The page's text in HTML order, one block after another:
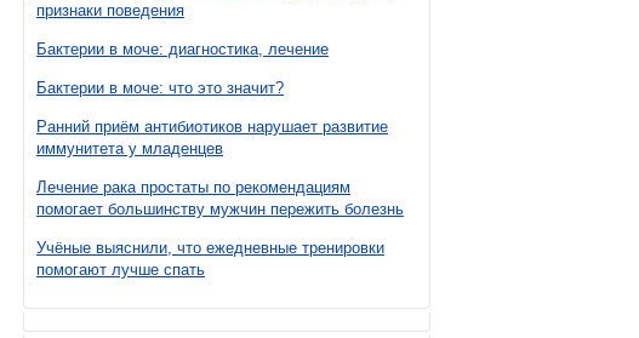
признаки поведения
Бактерии в моче: диагностика, лечение
Бактерии в моче: что это значит?
Ранний приём антибиотиков нарушает развитие
иммунитета у младенцев
Лечение рака простаты по рекомендациям
помогает большинству мужчин пережить болезнь
Учёные выяснили, что ежедневные тренировки
помогают лучше спать